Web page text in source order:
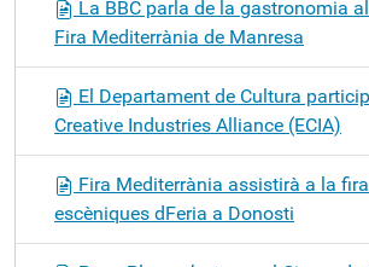
La BBC parla de la gastronomia
Fira Mediterrània de Manresa
El Departament de Cultura
Creative Industries Alliance (ECIA)
Fira Mediterrània assistirà a la fira
escèniques dFeria a Donosti